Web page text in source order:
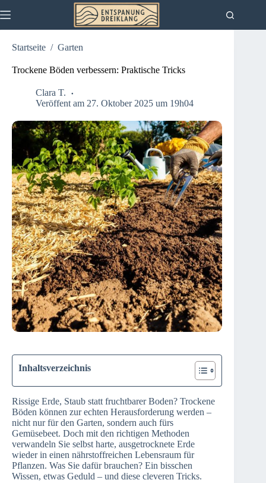
Inhalt
Startseite / Garten
Trockene Böden verbessern: Praktische Tricks
Clara T.
Veröffent am 27. Oktober 2025 um 19h04
Inhaltsverzeichnis
Rissige Erde, Staub statt fruchtbarer Boden? Trockene
Böden können zur echten Herausforderung werden –
nicht nur für den Garten, sondern auch fürs
Gemüsebeet. Doch mit den richtigen Methoden
verwandeln Sie selbst harte, ausgetrocknete Erde
wieder in einen nährstoffreichen Lebensraum für
Pflanzen. Was Sie dafür brauchen? Ein bisschen
Wissen, etwas Geduld – und diese cleveren Tricks.